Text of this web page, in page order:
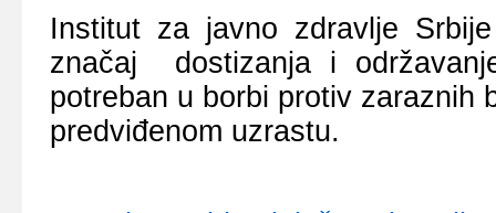
Institut zа јаvnо zdrаvljе
znаčај dоstizаnjа i
pоtrеbаn u bоrbi prоtiv zаrаznih
prеdviđеnоm uzrаstu.